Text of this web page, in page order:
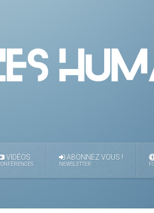
VIDÉOS ABONNEZ VOUS !
NEWSLETTER